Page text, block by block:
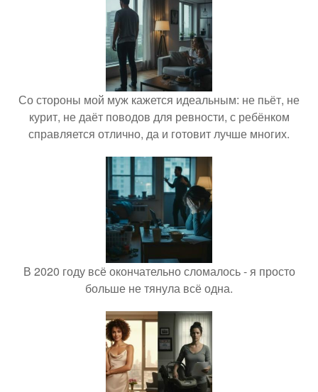
Со стороны мой муж кажется идеальным: не пьёт, не
курит, не даёт поводов для ревности, с ребёнком
справляется отлично, да и готовит лучше многих.
В 2020 году всё окончательно сломалось - я просто
больше не тянула всё одна.